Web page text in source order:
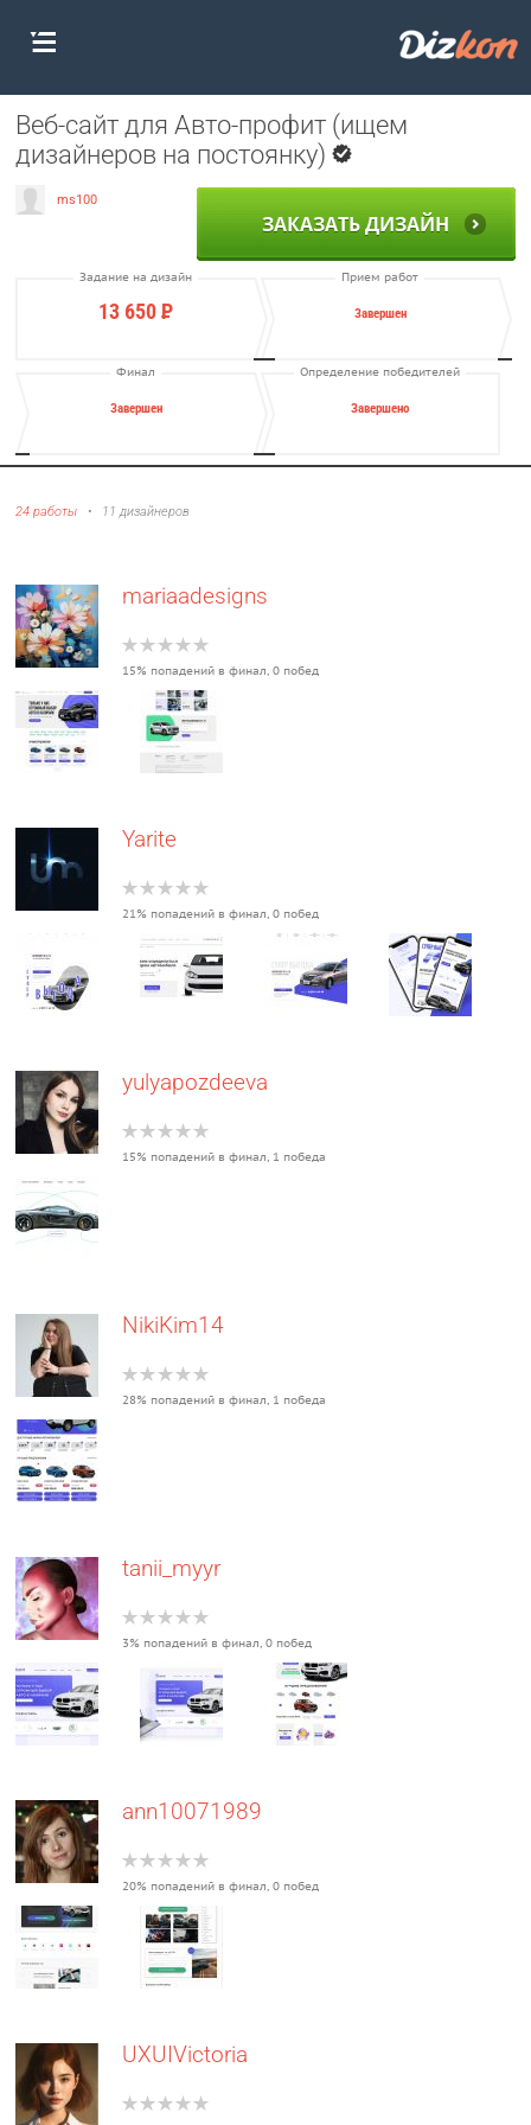
Веб-сайт для Авто-профит (ищем
дизайнеров на постоянку)
ms100
ЗАКАЗАТЬ ДИЗАЙН
Задание на дизайн
13 650Р
Прием работ
Завершен
Финал
Завершен
Определение победителей
Завершено
24 работы • 11 дизайнеров
mariaadesigns
15% попадений в финал, 0 побед
Yarite
21% попадений в финал, 0 побед
yulyapozdeeva
15% попадений в финал, 1 победа
NikiKim14
28% попадений в финал, 1 победа
tanii_myyr
3% попадений в финал, 0 побед
ann10071989
20% попадений в финал, 0 побед
UXUIVictoria